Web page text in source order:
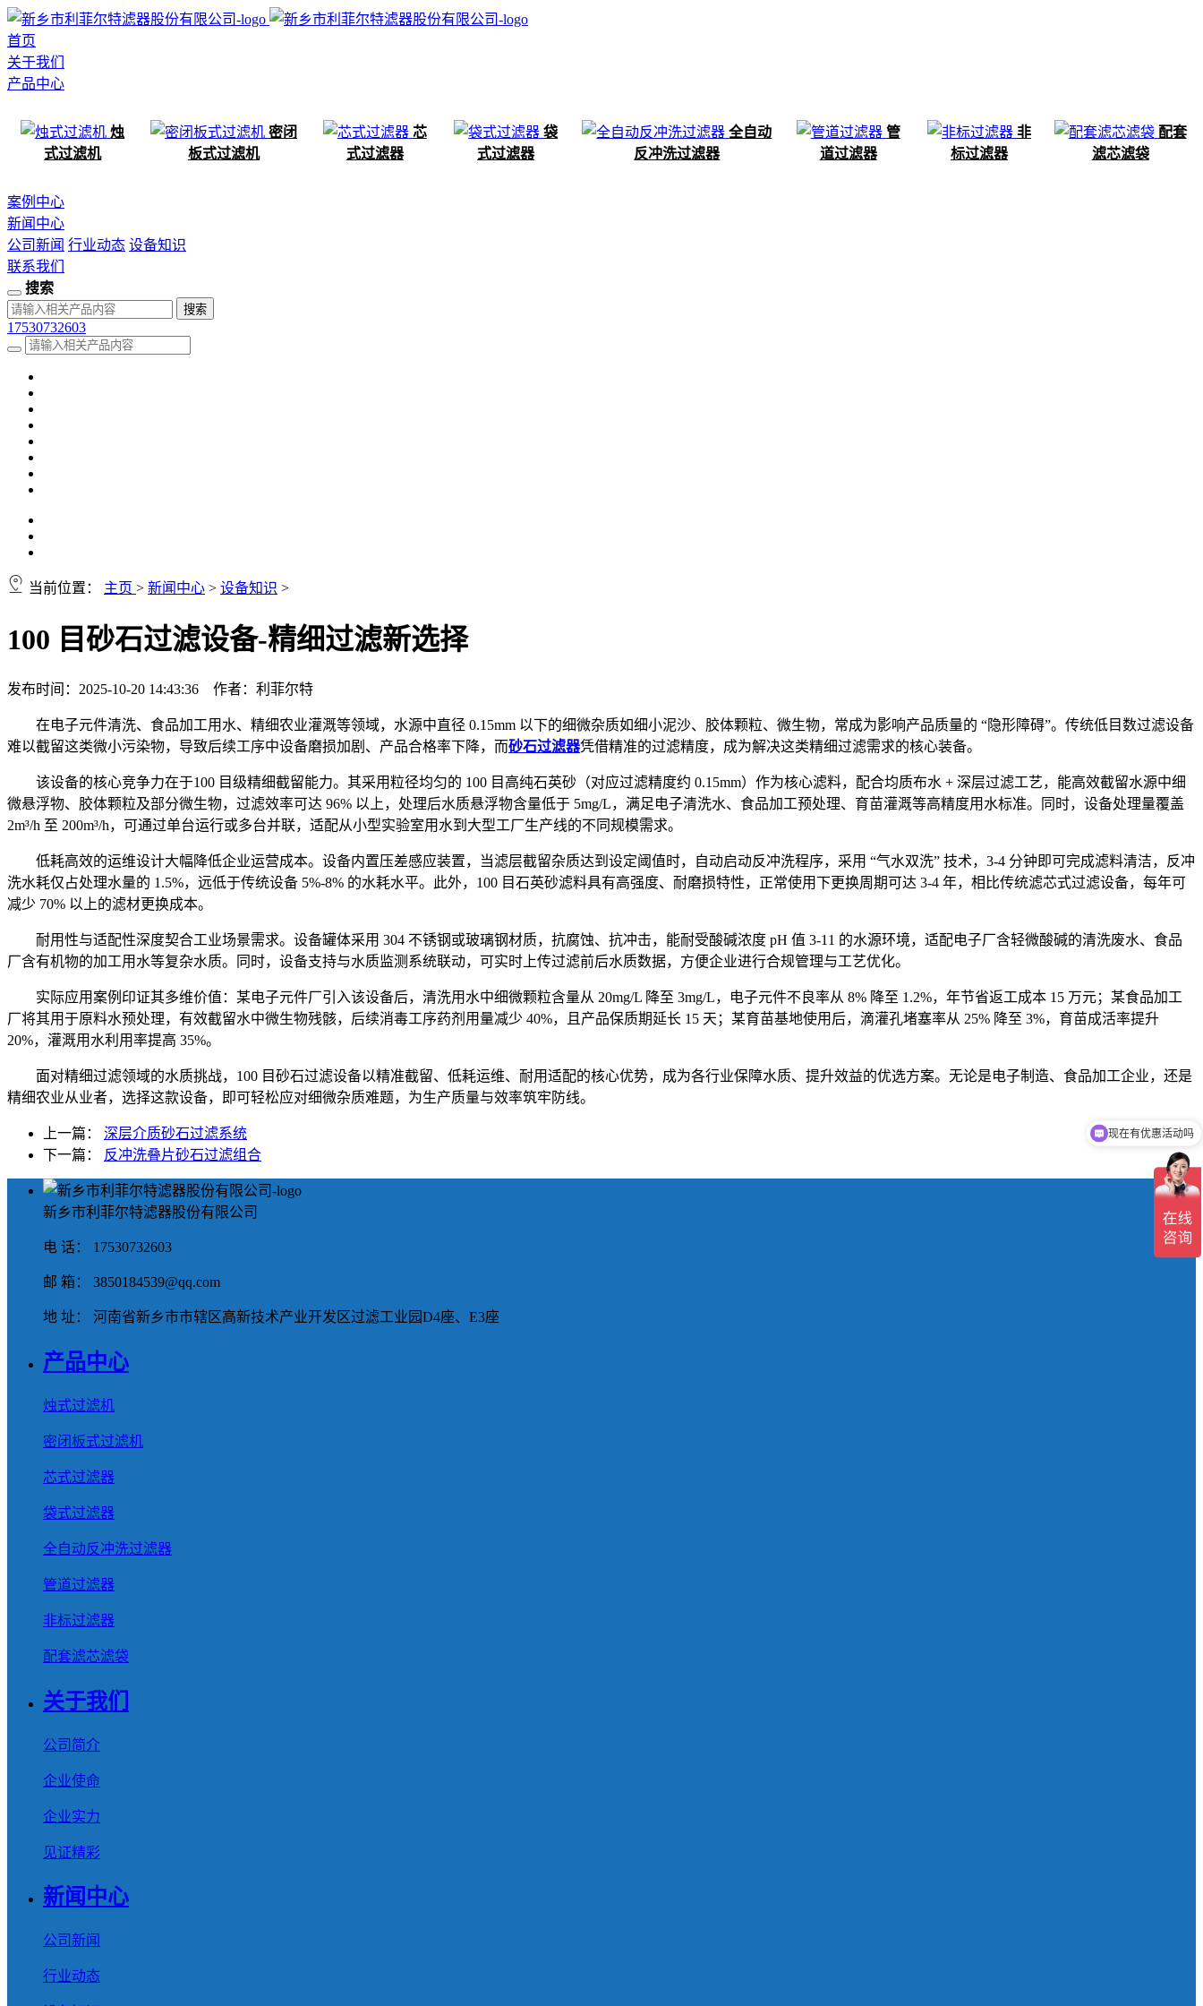
首页
关于我们
产品中心
烛
式过滤机
密闭
板式过滤机
芯
式过滤器
袋
式过滤器
全自动
反冲洗过滤器
管
道过滤器
非
标过滤器
配套
滤芯滤袋
案例中心
新闻中心
公司新闻 行业动态 设备知识
联系我们
搜索
17530732603
当前位置： 主页 > 新闻中心 > 设备知识 >
100 目砂石过滤设备-精细过滤新选择
发布时间：2025-10-20 14:43:36 作者：利菲尔特
在电子元件清洗、食品加工用水、精细农业灌溉等领域，水源中直径 0.15mm 以下的细微杂质如细小泥沙、胶体颗粒、微生物，常成为影响产品质量的 “隐形障碍”。传统低目数过滤设备
难以截留这类微小污染物，导致后续工序中设备磨损加剧、产品合格率下降，而砂石过滤器凭借精准的过滤精度，成为解决这类精细过滤需求的核心装备。
该设备的核心竞争力在于100 目级精细截留能力。其采用粒径均匀的 100 目高纯石英砂（对应过滤精度约 0.15mm）作为核心滤料，配合均质布水 + 深层过滤工艺，能高效截留水源中细
微悬浮物、胶体颗粒及部分微生物，过滤效率可达 96% 以上，处理后水质悬浮物含量低于 5mg/L，满足电子清洗水、食品加工预处理、育苗灌溉等高精度用水标准。同时，设备处理量覆盖
2m³/h 至 200m³/h，可通过单台运行或多台并联，适配从小型实验室用水到大型工厂生产线的不同规模需求。
低耗高效的运维设计大幅降低企业运营成本。设备内置压差感应装置，当滤层截留杂质达到设定阈值时，自动启动反冲洗程序，采用 “气水双洗” 技术，3-4 分钟即可完成滤料清洁，反冲
洗水耗仅占处理水量的 1.5%，远低于传统设备 5%-8% 的水耗水平。此外，100 目石英砂滤料具有高强度、耐磨损特性，正常使用下更换周期可达 3-4 年，相比传统滤芯式过滤设备，每年可
减少 70% 以上的滤材更换成本。
耐用性与适配性深度契合工业场景需求。设备罐体采用 304 不锈钢或玻璃钢材质，抗腐蚀、抗冲击，能耐受酸碱浓度 pH 值 3-11 的水源环境，适配电子厂含轻微酸碱的清洗废水、食品
厂含有机物的加工用水等复杂水质。同时，设备支持与水质监测系统联动，可实时上传过滤前后水质数据，方便企业进行合规管理与工艺优化。
实际应用案例印证其多维价值：某电子元件厂引入该设备后，清洗用水中细微颗粒含量从 20mg/L 降至 3mg/L，电子元件不良率从 8% 降至 1.2%，年节省返工成本 15 万元；某食品加工
厂将其用于原料水预处理，有效截留水中微生物残骸，后续消毒工序药剂用量减少 40%，且产品保质期延长 15 天；某育苗基地使用后，滴灌孔堵塞率从 25% 降至 3%，育苗成活率提升
20%，灌溉用水利用率提高 35%。
面对精细过滤领域的水质挑战，100 目砂石过滤设备以精准截留、低耗运维、耐用适配的核心优势，成为各行业保障水质、提升效益的优选方案。无论是电子制造、食品加工企业，还是
精细农业从业者，选择这款设备，即可轻松应对细微杂质难题，为生产质量与效率筑牢防线。
上一篇： 深层介质砂石过滤系统
下一篇：
反冲洗叠片砂石过滤组合
新乡市利菲尔特滤器股份有限公司
电 话： 17530732603
邮 箱： 3850184539@qq.com
地 址： 河南省新乡市市辖区高新技术产业开发区过滤工业园D4座、E3座
产品中心
烛式过滤机
密闭板式过滤机
芯式过滤器
袋式过滤器
全自动反冲洗过滤器
管道过滤器
非标过滤器
配套滤芯滤袋
关于我们
公司简介
企业使命
企业实力
见证精彩
新闻中心
公司新闻
行业动态
现在有优惠活动吗